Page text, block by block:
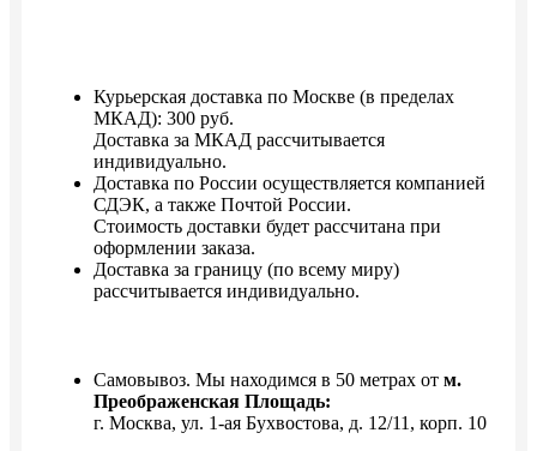
Курьерская доставка по Москве (в пределах
МКАД): 300 руб.
Доставка за МКАД рассчитывается
индивидуально.
Доставка по России осуществляется компанией
СДЭК, а также Почтой России.
Стоимость доставки будет расcчитана при
оформлении заказа.
Доставка за границу (по всему миру)
рассчитывается индивидуально.
Самовывоз. Мы находимся в 50 метрах от м.
Преображенская Площадь:
г. Москва, ул. 1-ая Бухвостова, д. 12/11, корп. 10